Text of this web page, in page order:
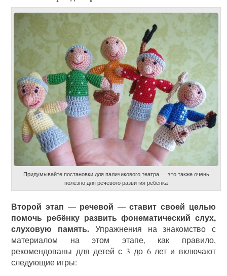
Придумывайте постановки для паличикового театра — это также очень
полезно для речевого развития ребёнка
Второй этап — речевой — ставит своей целью
помочь ребёнку развить фонематический слух,
слуховую память.Упражнения на знакомство с
материалом на этом этапе, как правило,
рекомендованы для детей с 3 до 6 лет и включают
следующие игры: